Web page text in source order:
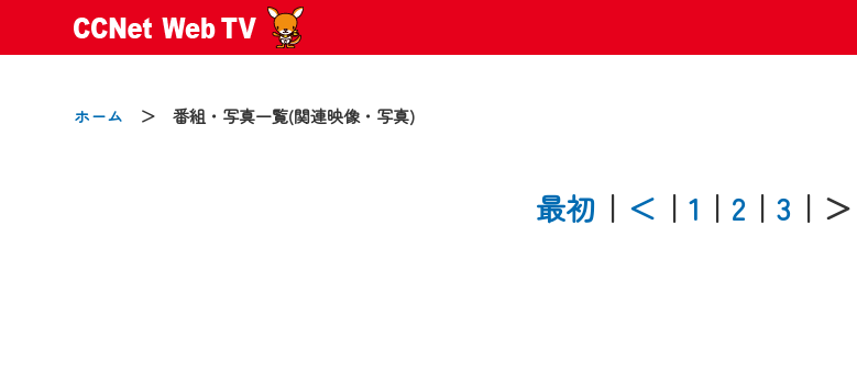
ホーム ＞ 番組・写真一覧(関連映像・写真)
最初 ｜ ＜ ｜ 1 ｜ 2 ｜ 3 ｜＞
動画配信サービス『CCNet Web TV』は2024年9月24日からリニューアル